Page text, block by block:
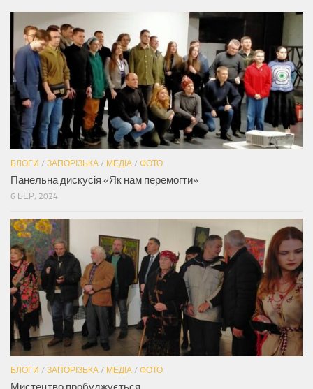
БЛОГИ / ЗАПОРІЗЬКА / МЕДІА / ФОТО
Панельна дискусія «Як нам перемогти»
6 БЕР, 2024
БЛОГИ / ЗАПОРІЗЬКА / МЕДІА / ФОТО